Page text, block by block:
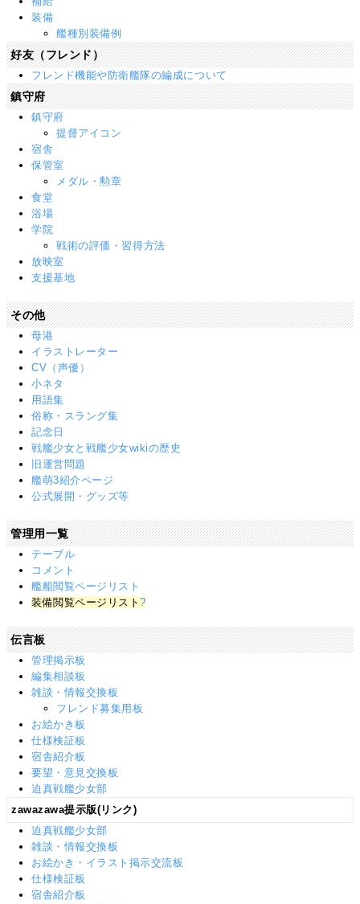
装備
艦種別装備例
好友（フレンド）
フレンド機能や防衛艦隊の編成について
鎮守府
鎮守府
提督アイコン
宿舎
保管室
メダル・勲章
食堂
浴場
学院
戦術の評価・習得方法
放映室
支援基地
その他
母港
イラストレーター
CV（声優）
小ネタ
用語集
俗称・スラング集
記念日
戦艦少女と戦艦少女wikiの歴史
旧運営問題
艦萌3紹介ページ
公式展開・グッズ等
管理用一覧
テーブル
コメント
艦船閲覧ページリスト
装備閲覧ページリスト?
伝言板
管理掲示板
編集相談板
雑談・情報交換板
フレンド募集用板
お絵かき板
仕様検証板
宿舎紹介板
要望・意見交換板
迫真戦艦少女部
zawazawa提示版(リンク)
迫真戦艦少女部
雑談・情報交換板
お絵かき・イラスト掲示交流板
仕様検証板
宿舎紹介板